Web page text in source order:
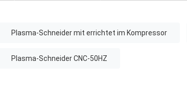
Plasma-Schneider mit errichtet im Kompressor
Plasma-Schneider CNC-50HZ